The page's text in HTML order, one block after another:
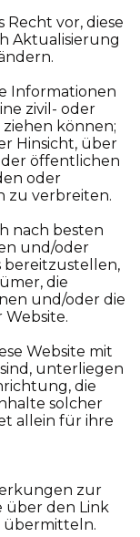
Recht vor, diese
Aktualisierung
Informationen
zivil- oder
können;
Hinsicht, über
öffentlichen
oder
zu verbreiten.
nach besten
und/oder
die
und/oder die
Website.
Website mit
unterliegen
die
solcher
allein für ihre
zur
über den Link
übermitteln.